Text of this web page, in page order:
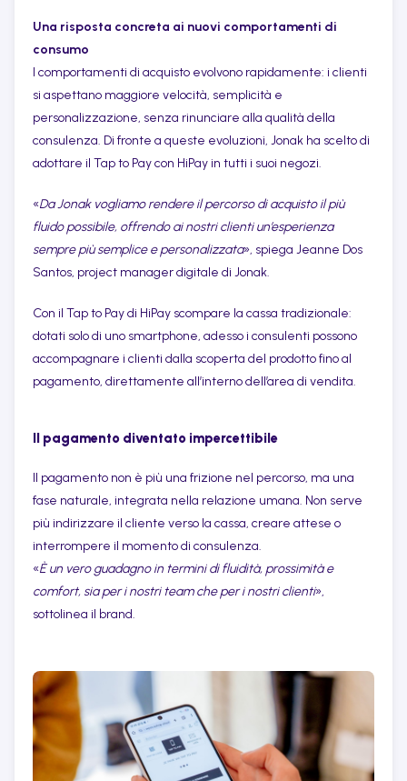
Una risposta concreta ai nuovi comportamenti di
consumo
I comportamenti di acquisto evolvono rapidamente: i clienti
si aspettano maggiore velocità, semplicità e
personalizzazione, senza rinunciare alla qualità della
consulenza. Di fronte a queste evoluzioni, Jonak ha scelto di
adottare il Tap to Pay con HiPay in tutti i suoi negozi.
«Da Jonak vogliamo rendere il percorso di acquisto il più
fluido possibile, offrendo ai nostri clienti un’esperienza
sempre più semplice e personalizzata», spiega Jeanne Dos
Santos, project manager digitale di Jonak.
Con il Tap to Pay di HiPay scompare la cassa tradizionale:
dotati solo di uno smartphone, adesso i consulenti possono
accompagnare i clienti dalla scoperta del prodotto fino al
pagamento, direttamente all’interno dell’area di vendita.
Il pagamento diventato impercettibile
Il pagamento non è più una frizione nel percorso, ma una
fase naturale, integrata nella relazione umana. Non serve
più indirizzare il cliente verso la cassa, creare attese o
interrompere il momento di consulenza.
«È un vero guadagno in termini di fluidità, prossimità e
comfort, sia per i nostri team che per i nostri clienti»,
sottolinea il brand.